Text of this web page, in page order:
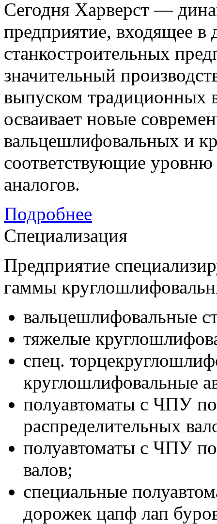
Сегодня Харверст —
предприятие, входящее в
станкостроительных
значительный
выпуском традиционных
осваивает новые
вальцешлифовальных и
соответствующие
аналогов.
Подробнее
Специализация
Предприятие
гаммы
вальцешлифовальные
тяжелые
спец.
круглошлифовальные
полуавтоматы с ЧПУ по
распределительных
полуавтоматы с ЧПУ
валов;
специальные
дорожек цапф лап